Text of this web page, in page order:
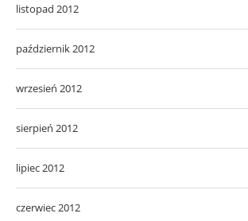
listopad 2012
październik 2012
wrzesień 2012
sierpień 2012
lipiec 2012
czerwiec 2012